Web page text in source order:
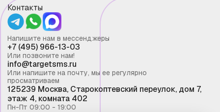
Контакты
Напишите нам в мессенджеры
+7 (495) 966-13-03
Или позвоните нам!
info@targetsms.ru
Или напишите на почту, мы ее регулярно
просматриваем
125239 Москва, Старокоптевский переулок, дом 7,
этаж 4, комната 402
Пн-Пт 09:00 - 19:00